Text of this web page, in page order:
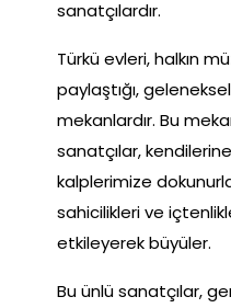
sanatçılardır.
Türkü evleri, halkın
paylaştığı,
mekanlardır. Bu
sanatçılar,
kalplerimize
sahicilikleri ve
etkileyerek büyüler.
Bu ünlü sanatçılar,